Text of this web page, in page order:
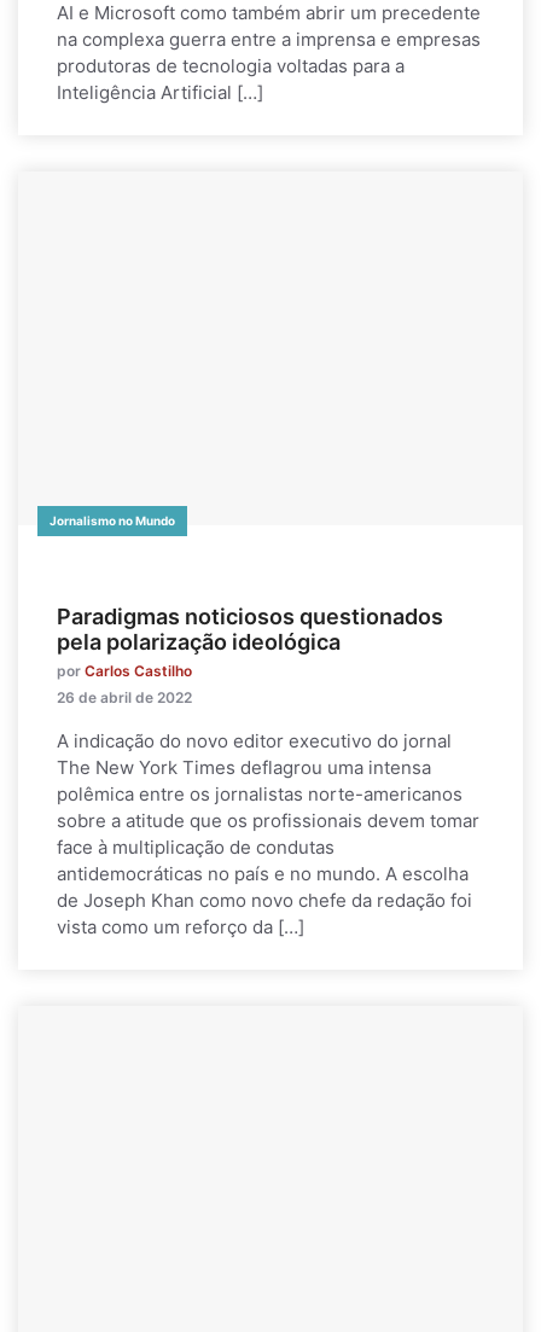
AI e Microsoft como também abrir um precedente
na complexa guerra entre a imprensa e empresas
produtoras de tecnologia voltadas para a
Inteligência Artificial […]
Jornalismo no Mundo
Paradigmas noticiosos questionados
pela polarização ideológica
por Carlos Castilho
26 de abril de 2022
A indicação do novo editor executivo do jornal
The New York Times deflagrou uma intensa
polêmica entre os jornalistas norte-americanos
sobre a atitude que os profissionais devem tomar
face à multiplicação de condutas
antidemocráticas no país e no mundo. A escolha
de Joseph Khan como novo chefe da redação foi
vista como um reforço da […]